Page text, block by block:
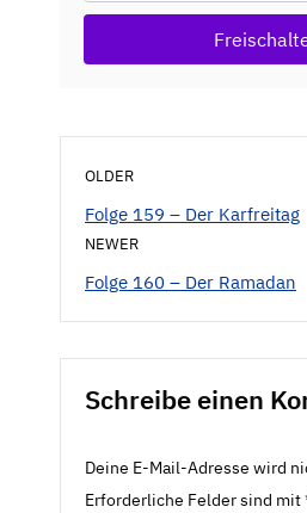
OLDER
Folge 159 – Der Karfreitag
NEWER
Folge 160 – Der Ramadan
Schreibe einen
Deine E-Mail-Adresse wird
Erforderliche Felder sind mit